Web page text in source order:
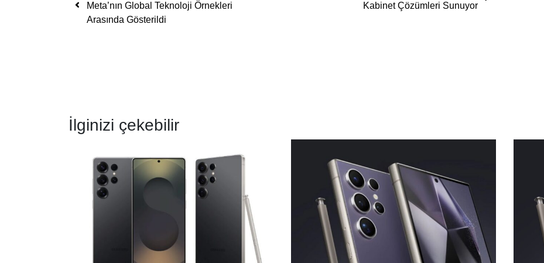
Meta’nın Global Teknoloji Örnekleri
Arasında Gösterildi
Kabinet Çözümleri Sunuyor
İlginizi çekebilir